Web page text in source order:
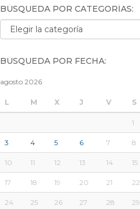
BÚSQUEDA POR CATEGORÍAS:
Búsqueda por categorías:
BÚSQUEDA POR FECHA:
agosto 2026
L M X J V S
1
3 4 5 6 7 8
10 11 12 13 14 15
17 18 19 20 21 22
24 25 26 27 28 29